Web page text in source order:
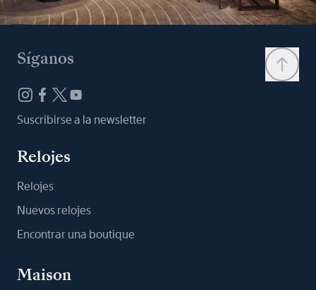
Síganos
Suscribirse a la newsletter
Relojes
Relojes
Nuevos relojes
Encontrar una boutique
Maison